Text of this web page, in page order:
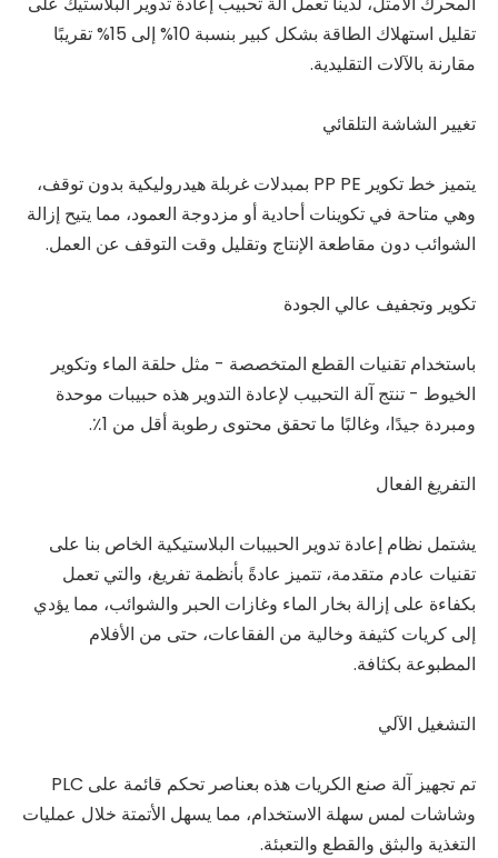
تقليل استهلاك الطاقة بشكل كبير بنسبة 10% إلى 15% تقريبًا
مقارنة بالآلات التقليدية.
تغيير الشاشة التلقائي
يتميز خط تكوير PP PE بمبدلات غربلة هيدروليكية بدون توقف،
وهي متاحة في تكوينات أحادية أو مزدوجة العمود، مما يتيح إزالة
الشوائب دون مقاطعة الإنتاج وتقليل وقت التوقف عن العمل.
تكوير وتجفيف عالي الجودة
باستخدام تقنيات القطع المتخصصة - مثل حلقة الماء وتكوير
الخيوط - تنتج آلة التحبيب لإعادة التدوير هذه حبيبات موحدة
ومبردة جيدًا، وغالبًا ما تحقق محتوى رطوبة أقل من 1٪.
التفريغ الفعال
يشتمل نظام إعادة تدوير الحبيبات البلاستيكية الخاص بنا على
تقنيات عادم متقدمة، تتميز عادةً بأنظمة تفريغ، والتي تعمل
بكفاءة على إزالة بخار الماء وغازات الحبر والشوائب، مما يؤدي
إلى كريات كثيفة وخالية من الفقاعات، حتى من الأفلام
المطبوعة بكثافة.
التشغيل الآلي
تم تجهيز آلة صنع الكريات هذه بعناصر تحكم قائمة على PLC
وشاشات لمس سهلة الاستخدام، مما يسهل الأتمتة خلال عمليات
التغذية والبثق والقطع والتعبئة.